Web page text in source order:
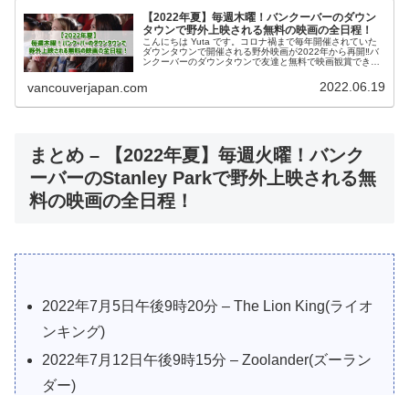
【2022年夏】毎週木曜！バンクーバーのダウン
タウンで野外上映される無料の映画の全日程！
こんにちは Yuta です。コロナ禍まで毎年開催されていた
ダウンタウンで開催される野外映画が2022年から再開‼️バ
ンクーバーのダウンタウンで友達と無料で映画観賞できる
vancouverjapan.com 2022.06.19
まとめ – 【2022年夏】毎週火曜！バンク
ーバーのStanley Parkで野外上映される無
料の映画の全日程！
2022年7月5日午後9時20分 – The Lion King(ライオ
ンキング)
2022年7月12日午後9時15分 – Zoolander(ズーラン
ダー)